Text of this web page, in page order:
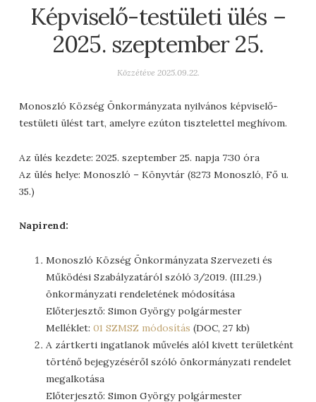
Képviselő-testületi ülés –
2025. szeptember 25.
Közzétéve 2025.09.22.
Monoszló Község Önkormányzata nyilvános képviselő-
testületi ülést tart, amelyre ezúton tisztelettel meghívom.
Az ülés kezdete: 2025. szeptember 25. napja 7:30 óra
Az ülés helye: Monoszló – Könyvtár (8273 Monoszló, Fő u.
35.)
Napirend:
Monoszló Község Önkormányzata Szervezeti és
Működési Szabályzatáról szóló 3/2019. (III.29.)
önkormányzati rendeletének módosítása
Előterjesztő: Simon György polgármester
Melléklet:01 SZMSZ módosítás (DOC, 27 kb)
A zártkerti ingatlanok művelés alól kivett területként
történő bejegyzéséről szóló önkormányzati rendelet
megalkotása
Előterjesztő: Simon György polgármester